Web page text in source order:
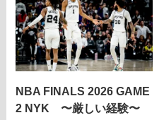
NBA FINALS 2026 GAME
2 NYK 〜厳しい経験〜